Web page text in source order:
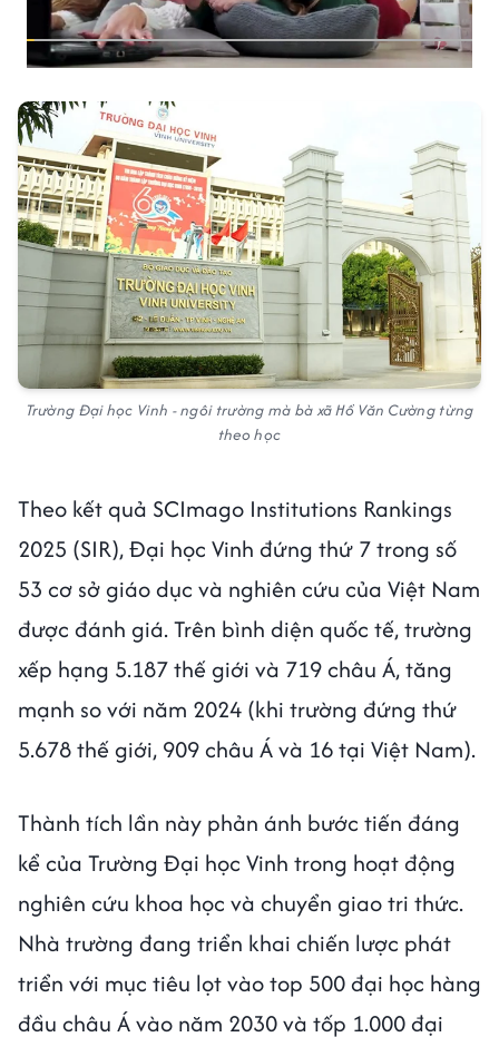
Trường Đại học Vinh - ngôi trường mà bà xã Hồ Văn Cường từng
theo học
Theo kết quả SCImago Institutions Rankings
2025 (SIR), Đại học Vinh đứng thứ 7 trong số
53 cơ sở giáo dục và nghiên cứu của Việt Nam
được đánh giá. Trên bình diện quốc tế, trường
xếp hạng 5.187 thế giới và 719 châu Á, tăng
mạnh so với năm 2024 (khi trường đứng thứ
5.678 thế giới, 909 châu Á và 16 tại Việt Nam).
Thành tích lần này phản ánh bước tiến đáng
kể của Trường Đại học Vinh trong hoạt động
nghiên cứu khoa học và chuyển giao tri thức.
Nhà trường đang triển khai chiến lược phát
triển với mục tiêu lọt vào top 500 đại học hàng
đầu châu Á vào năm 2030 và tốp 1.000 đại